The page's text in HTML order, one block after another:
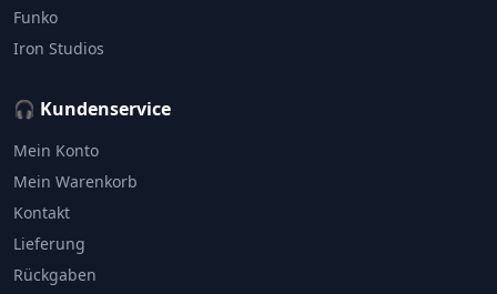
Funko
Iron Studios
🎧 Kundenservice
Mein Konto
Mein Warenkorb
Kontakt
Lieferung
Rückgaben